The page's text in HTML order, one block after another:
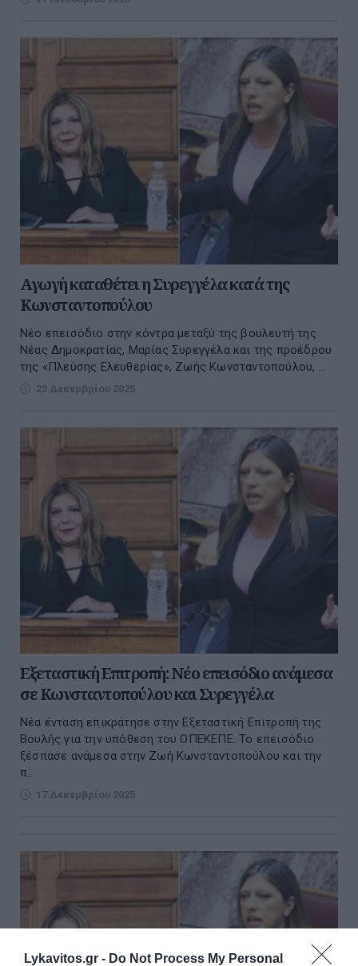
Lykavitos.gr - Do Not Process My Personal
Αγωγή καταθέτει η Συρεγγέλα κατά της
Κωνσταντοπούλου
Νέο επεισόδιο στην κόντρα μεταξύ της βουλευτή της
Νέας Δημοκρατίας, Μαρίας Συρεγγέλα και της προέδρου
της «Πλεύσης Ελευθερίας», Ζωής Κωνσταντοπούλου, ...
23 Δεκεμβρίου 2025
Εξεταστική Επιτροπή: Νέο επεισόδιο ανάμεσα
σε Κωνσταντοπούλου και Συρεγγέλα
Νέα ένταση επικράτησε στην Εξεταστική Επιτροπή της
Βουλής για την υπόθεση του ΟΠΕΚΕΠΕ. Το επεισόδιο
ξέσπασε ανάμεσα στην Ζωή Κωνσταντοπούλου και την
π...
17 Δεκεμβρίου 2025